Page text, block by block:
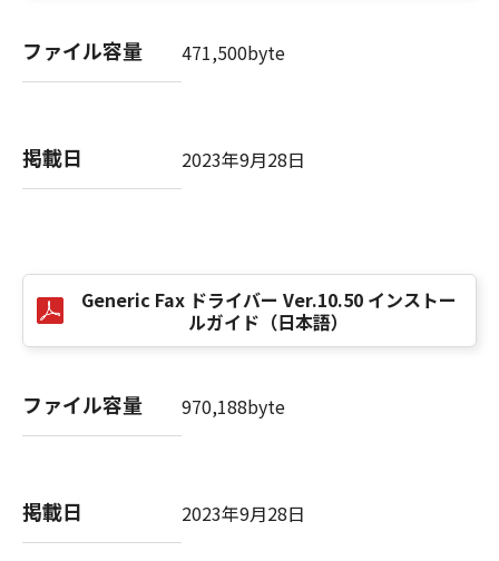
府エンドユーザーである場合、以下の規定が適
用されます：The SOFTWARE is a "commercial
computer software" and "commercial
computer software documentation," as such
all U.S. Government End Users shall acquire
the SOFTWARE with only those rights set
forth herein. The manufacturer is Canon
本条項中で使用される"the SOFTWARE"とは、
本契約書中で定義される「本ソフトウェア」を
10．分離可能性
本契約書のいずれかの条項またはその一部が法
ファイル容量 471,500byte
掲載日 2023年9月28日
Generic Fax ドライバー Ver.10.50 インストー
ルガイド（日本語）
ファイル容量 970,188byte
掲載日 2023年9月28日